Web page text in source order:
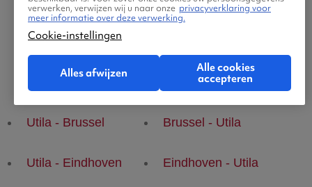
Populaire vluchten
Utila - Brussel Brussel - Utila
Utila - Eindhoven Eindhoven - Utila
verwerken, verwijzen wij u naar onze privacyverklaring voor
meer informatie over deze verwerking.
Cookie-instellingen
Alles afwijzen
Alle cookies
accepteren